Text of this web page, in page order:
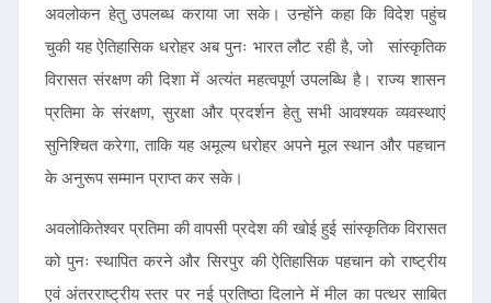
अवलोकन हेतु उपलब्ध कराया जा सके। उन्होंने कहा कि विदेश पहुंच
चुकी यह ऐतिहासिक धरोहर अब पुनः भारत लौट रही है, जो सांस्कृतिक
विरासत संरक्षण की दिशा में अत्यंत महत्वपूर्ण उपलब्धि है। राज्य शासन
प्रतिमा के संरक्षण, सुरक्षा और प्रदर्शन हेतु सभी आवश्यक व्यवस्थाएं
सुनिश्चित करेगा, ताकि यह अमूल्य धरोहर अपने मूल स्थान और पहचान
के अनुरूप सम्मान प्राप्त कर सके।
अवलोकितेश्वर प्रतिमा की वापसी प्रदेश की खोई हुई सांस्कृतिक विरासत
को पुनः स्थापित करने और सिरपुर की ऐतिहासिक पहचान को राष्ट्रीय
एवं अंतरराष्ट्रीय स्तर पर नई प्रतिष्ठा दिलाने में मील का पत्थर साबित